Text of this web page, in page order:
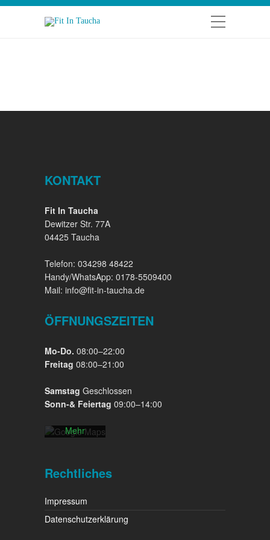
KONTAKT
Fit In Taucha
Dewitzer Str. 77A
04425 Taucha
Telefon: 034298 48422
Handy/WhatsApp: 0178-5509400
Mail: info@fit-in-taucha.de
ÖFFNUNGSZEITEN
Mo-Do. 08:00–22:00
Freitag 08:00–21:00
Samstag Geschlossen
Sonn-& Feiertag 09:00–14:00
Laden der
Karte
akzeptieren
Datenschutzerklärung
von
Mehr
Karte
laden
Google
Maps immer
Rechtliches
Impressum
Datenschutzerklärung